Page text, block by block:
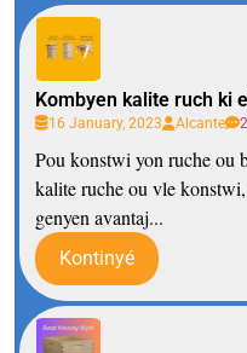
Kombyen kalite ruch ki
16 January, 2023 Alcante
Pou konstwi yon ruche ou
kalite ruche ou vle
genyen avantaj...
Kontinyé